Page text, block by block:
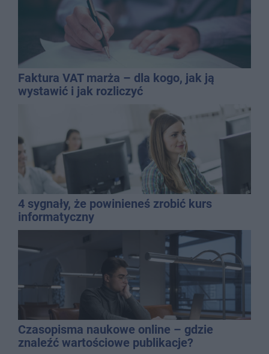
Faktura VAT marża – dla kogo, jak ją
wystawić i jak rozliczyć
4 sygnały, że powinieneś zrobić kurs
informatyczny
Czasopisma naukowe online – gdzie
znaleźć wartościowe publikacje?